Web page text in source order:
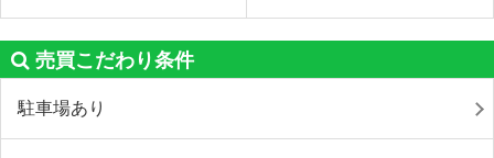
売買こだわり条件
駐車場あり